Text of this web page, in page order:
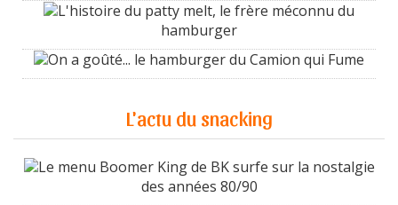
L'histoire du patty melt, le frère méconnu du
hamburger
On a goûté... le hamburger du Camion qui Fume
L'actu du snacking
Le menu Boomer King de BK surfe sur la nostalgie
des années 80/90